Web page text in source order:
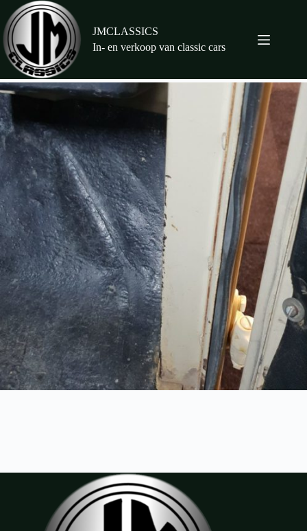
naar
de
inhoud
JMCLASSICS
In- en verkoop van classic cars